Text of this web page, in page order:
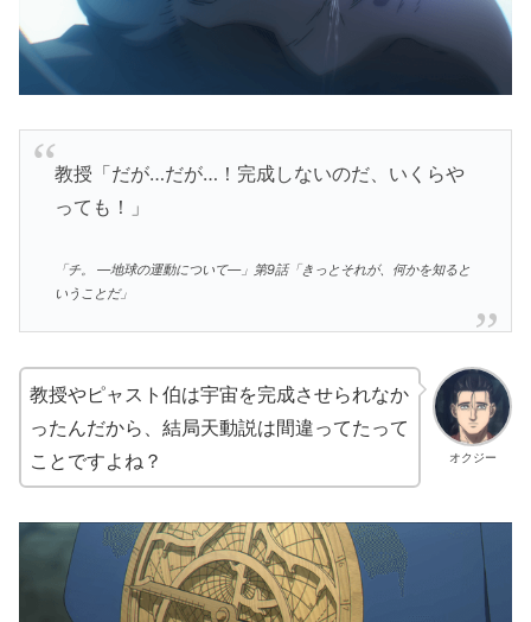
教授「だが…だが…！完成しないのだ、いくらや
っても！」
「チ。 ―地球の運動について―」第9話「きっとそれが、何かを知ると
いうことだ」
オクジー
教授やピャスト伯は宇宙を完成させられなか
ったんだから、結局天動説は間違ってたって
ことですよね？